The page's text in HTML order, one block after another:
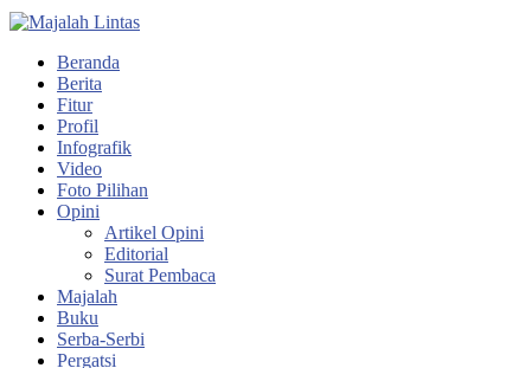
Beranda
Berita
Fitur
Profil
Infografik
Video
Foto Pilihan
Opini
Artikel Opini
Editorial
Surat Pembaca
Majalah
Buku
Serba-Serbi
Pergatsi